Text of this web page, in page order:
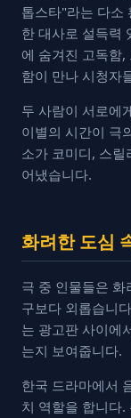
톱스타"라는 다소
한 대사로 설득력
에 숨겨진 고독함
함이 만나 시청자
두 사람이 서로에
이별의 시간이 극
소가 코미디, 스
어냈습니다.
화려한 도심
극 중 인물들은
구보다 외롭습니
는 광고판 사이에
는지 보여줍니다.
한국 드라마에서
치 역할을 합니다